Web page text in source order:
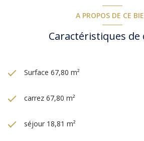
A PROPOS DE CE
Caractéristiques de
Surface 67,80 m²
carrez 67,80 m²
séjour 18,81 m²